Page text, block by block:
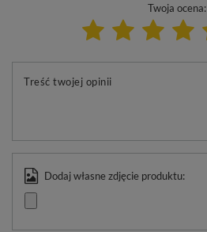
Twoja ocena:
Treść twojej opinii
Dodaj własne zdjęcie produktu: